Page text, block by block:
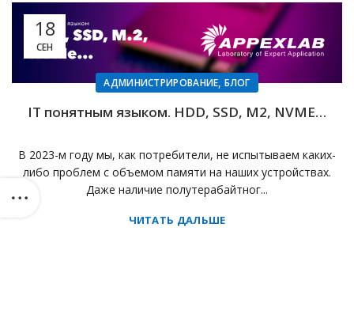
18
СЕН
АДМИНИСТРИРОВАНИЕ,БЛОГ
IT понятным языком. HDD, SSD, M2, NVME…
В 2023-м году мы, как потребители, не испытываем каких-
либо проблем с объемом памяти на наших устройствах.
Даже наличие полутерабайтног...
ЧИТАТЬ ДАЛЬШЕ